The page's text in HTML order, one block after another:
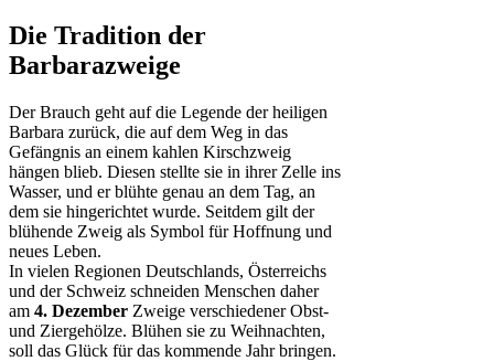
Die Tradition der
Barbarazweige
Der Brauch geht auf die Legende der heiligen
Barbara zurück, die auf dem Weg in das
Gefängnis an einem kahlen Kirschzweig
hängen blieb. Diesen stellte sie in ihrer Zelle ins
Wasser, und er blühte genau an dem Tag, an
dem sie hingerichtet wurde. Seitdem gilt der
blühende Zweig als Symbol für Hoffnung und
neues Leben.
In vielen Regionen Deutschlands, Österreichs
und der Schweiz schneiden Menschen daher
am 4. Dezember Zweige verschiedener Obst-
und Ziergehölze. Blühen sie zu Weihnachten,
soll das Glück für das kommende Jahr bringen.